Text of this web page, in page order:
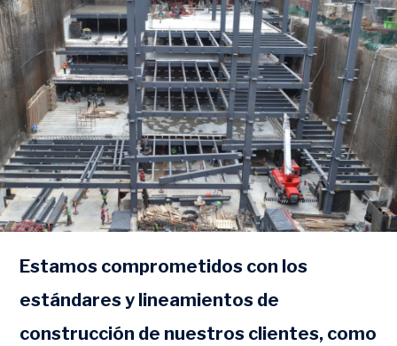
Estamos comprometidos con los
estándares y lineamientos de
construcción de nuestros clientes, como